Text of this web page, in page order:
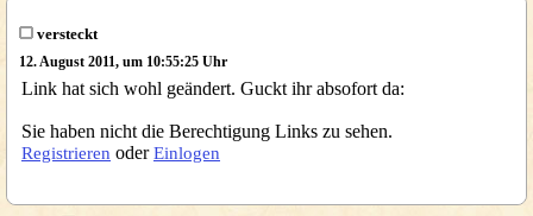
versteckt
12. August 2011, um 10:55:25 Uhr
Link hat sich wohl geändert. Guckt ihr absofort da:
Sie haben nicht die Berechtigung Links zu sehen.
Registrieren oderEinlogen